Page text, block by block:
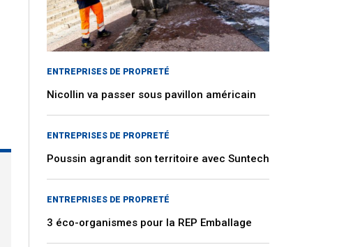
ENTREPRISES DE PROPRETÉ
Nicollin va passer sous pavillon américain
ENTREPRISES DE PROPRETÉ
Poussin agrandit son territoire avec Suntech
ENTREPRISES DE PROPRETÉ
3 éco-organismes pour la REP Emballage